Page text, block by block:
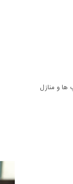
ها و منازل